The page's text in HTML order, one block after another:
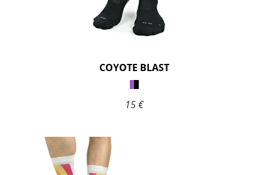
COYOTE BLAST
15 €